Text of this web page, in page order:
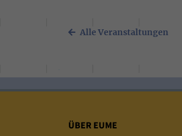
Alle Veranstaltungen
ÜBER EUME